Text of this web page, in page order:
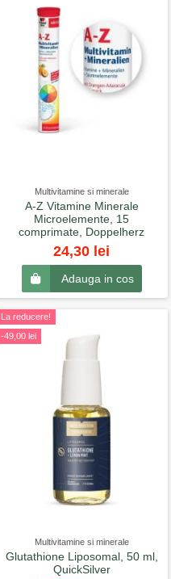
Multivitamine si minerale
A-Z Vitamine Minerale
Microelemente, 15
comprimate, Doppelherz
24,30 lei
Adauga in cos
La reducere!
-49,00 lei
Multivitamine si minerale
Glutathione Liposomal, 50 ml,
QuickSilver